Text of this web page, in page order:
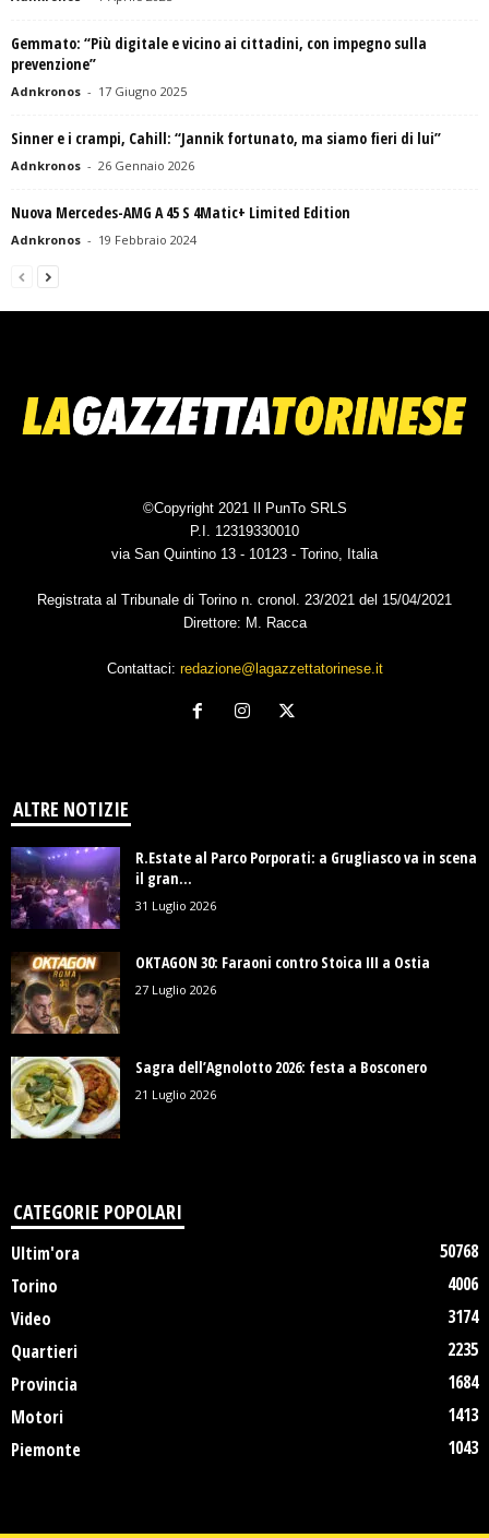
Gemmato: “Più digitale e vicino ai cittadini, con impegno sulla
prevenzione”
Adnkronos - 17 Giugno 2025
Sinner e i crampi, Cahill: “Jannik fortunato, ma siamo fieri di lui”
Adnkronos - 26 Gennaio 2026
Nuova Mercedes-AMG A 45 S 4Matic+ Limited Edition
Adnkronos - 19 Febbraio 2024
©Copyright 2021 Il PunTo SRLS
P.I. 12319330010
via San Quintino 13 - 10123 - Torino, Italia
Registrata al Tribunale di Torino n. cronol. 23/2021 del 15/04/2021
Direttore: M. Racca
Contattaci: redazione@lagazzettatorinese.it
ALTRE NOTIZIE
R.Estate al Parco Porporati: a Grugliasco va in scena
il gran...
31 Luglio 2026
OKTAGON 30: Faraoni contro Stoica III a Ostia
27 Luglio 2026
Sagra dell’Agnolotto 2026: festa a Bosconero
21 Luglio 2026
CATEGORIE POPOLARI
Ultim'ora
50768
Torino
4006
Video
3174
Quartieri
2235
Provincia
1684
Motori
1413
Piemonte
1043